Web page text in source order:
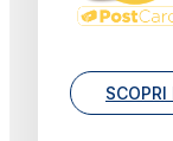
SCOPRI